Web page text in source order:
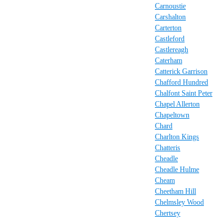
Carnoustie
Carshalton
Carterton
Castleford
Castlereagh
Caterham
Catterick Garrison
Chafford Hundred
Chalfont Saint Peter
Chapel Allerton
Chapeltown
Chard
Charlton Kings
Chatteris
Cheadle
Cheadle Hulme
Cheam
Cheetham Hill
Chelmsley Wood
Chertsey